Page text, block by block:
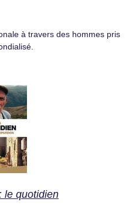
à travers des hommes pris
le quotidien